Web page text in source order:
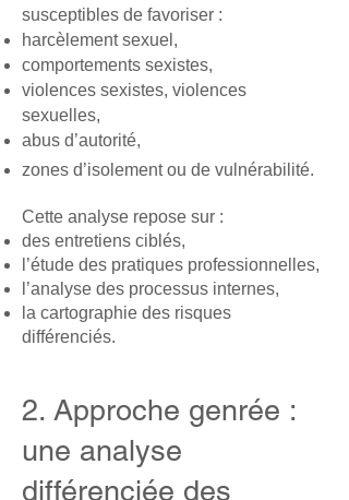
susceptibles de favoriser :
harcèlement sexuel,
comportements sexistes,
violences sexistes, violences
sexuelles,
abus d’autorité,
zones d’isolement ou de vulnérabilité.
Cette analyse repose sur :
des entretiens ciblés,
l’étude des pratiques professionnelles,
l’analyse des processus internes,
la cartographie des risques
différenciés.
2. Approche genrée :
une analyse
différenciée des